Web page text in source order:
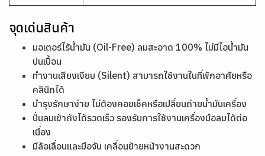
จุดเด่นสินค้า
มอเตอร์ไร้น้ำมัน (Oil-Free) ลมสะอาด 100% ไม่มีไอน้ำมัน
ปนเปื้อน
ทำงานเสียงเงียบ (Silent) สามารถใช้งานในที่พักอาศัยหรือ
คลินิกได้
บำรุงรักษาง่าย ไม่ต้องคอยเช็คหรือเปลี่ยนถ่ายน้ำมันเครื่อง
ปั่นลมเข้าถังได้รวดเร็ว รองรับการใช้งานเครื่องมือลมได้ต่อ
เนื่อง
มีล้อเลื่อนและมือจับ เคลื่อนย้ายหน้างานสะดวก